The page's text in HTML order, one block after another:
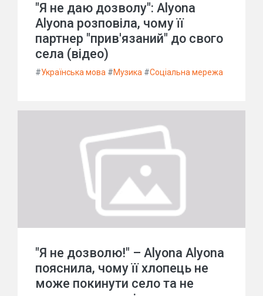
"Я не даю дозволу": Alyona
Alyona розповіла, чому її
партнер "прив'язаний" до свого
села (відео)
#Українська мова #Музика #Соціальна мережа
"Я не дозволю!" – Alyona Alyona
пояснила, чому її хлопець не
може покинути село та не